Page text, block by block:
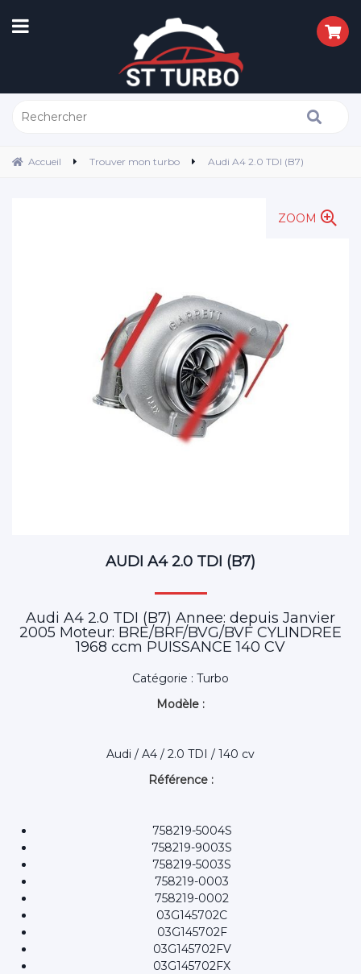
Accueil Trouver mon turbo Audi A4 2.0 TDI (B7)
ZOOM
AUDI A4 2.0 TDI (B7)
Audi A4 2.0 TDI (B7) Annee: depuis Janvier
2005 Moteur: BRE/BRF/BVG/BVF CYLINDREE
1968 ccm PUISSANCE 140 CV
Catégorie : Turbo
Modèle :
Audi / A4 / 2.0 TDI / 140 cv
Référence :
758219-5004S
758219-9003S
758219-5003S
758219-0003
758219-0002
03G145702C
03G145702F
03G145702FV
03G145702FX